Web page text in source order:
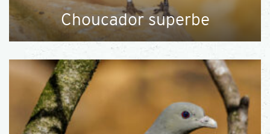
Choucador superbe